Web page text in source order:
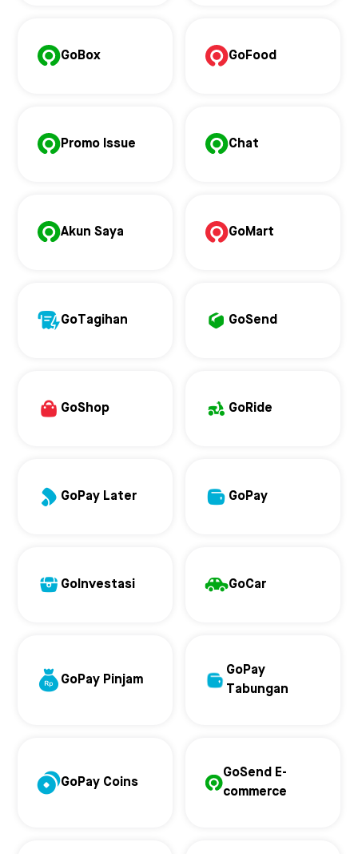
GoBox GoFood
Promo Issue Chat
Akun Saya GoMart
GoTagihan GoSend
GoShop GoRide
GoPay Later GoPay
GoInvestasi GoCar
GoPay Pinjam
GoPay
Tabungan
GoPay Coins
GoSend E-
commerce